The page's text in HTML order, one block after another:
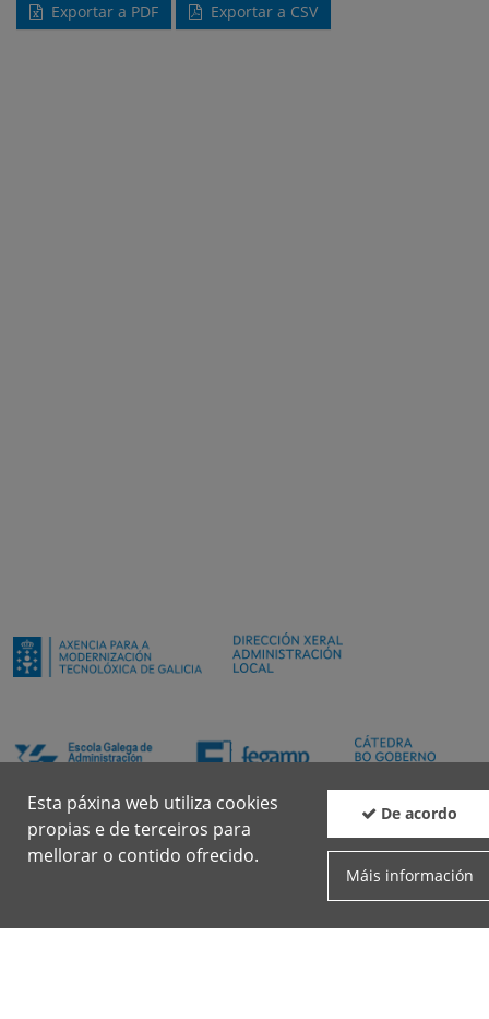
Esta páxina web utiliza cookies
propias e de terceiros para
mellorar o contido ofrecido.
De acordo
Máis información
Exportar a PDF Exportar a CSV